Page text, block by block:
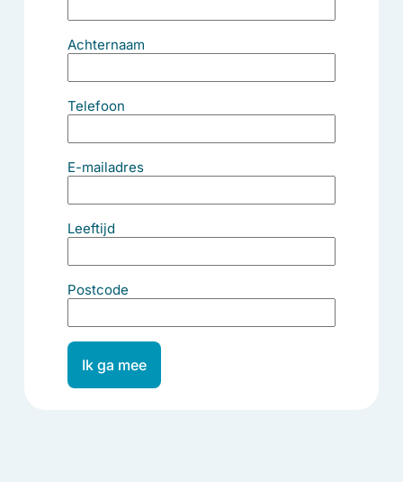
Achternaam
Telefoon
E-mailadres
Leeftijd
Postcode
Ik ga mee